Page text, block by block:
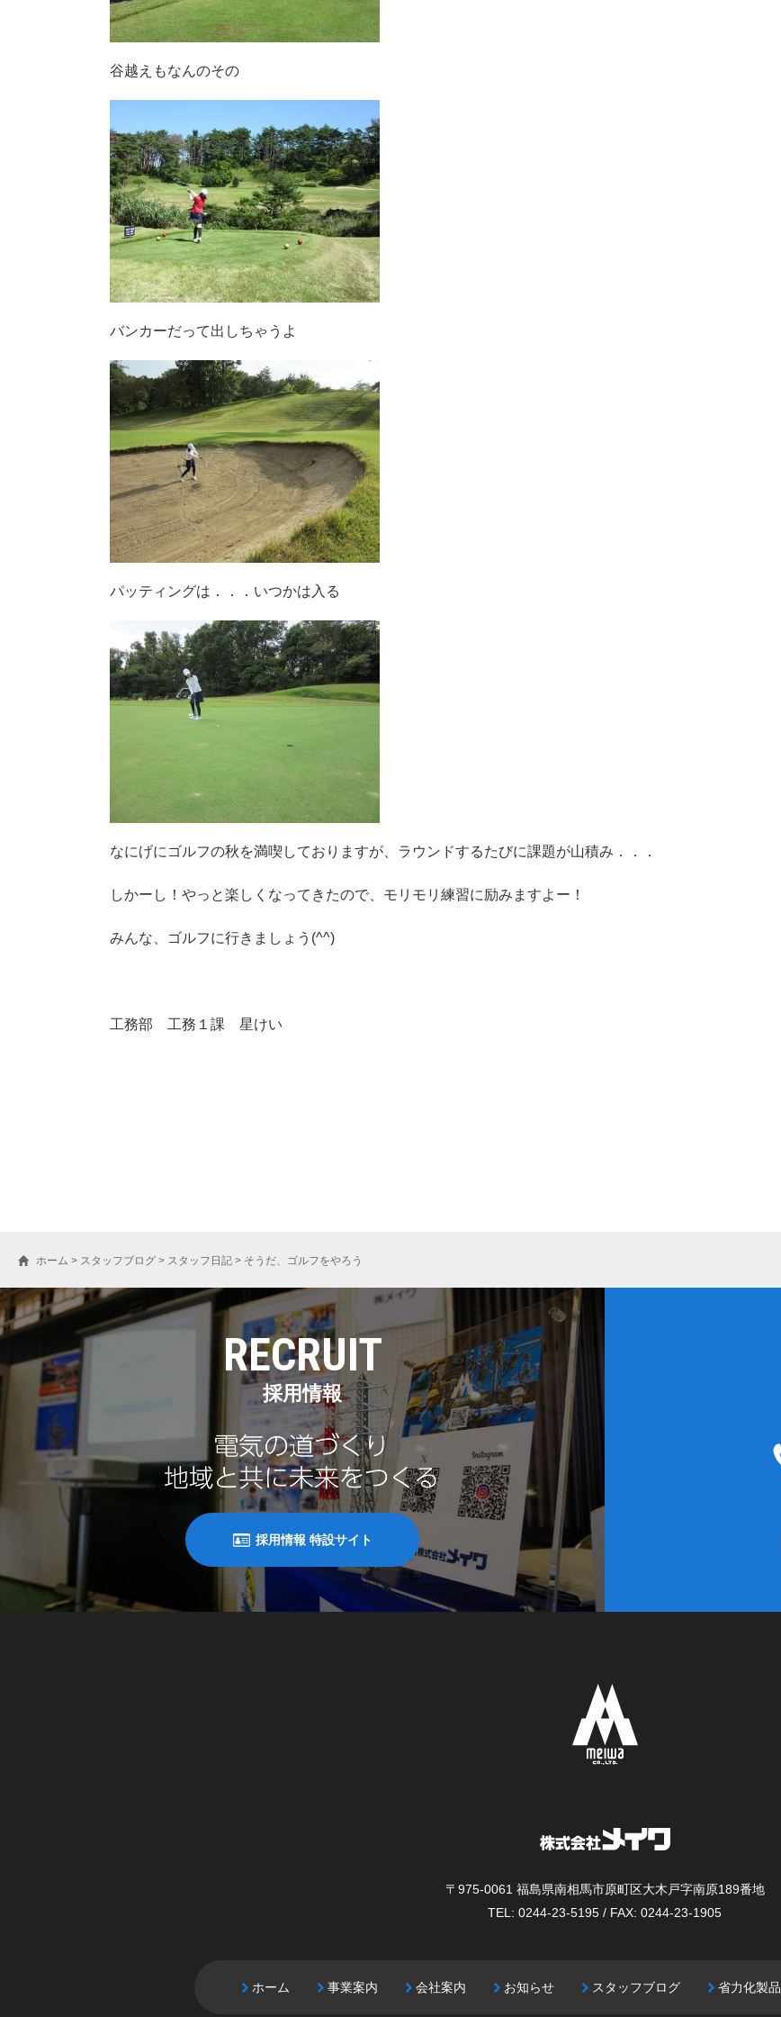
谷越えもなんのその
バンカーだって出しちゃうよ
パッティングは．．．いつかは入る
なにげにゴルフの秋を満喫しておりますが、ラウンドするたびに課題が山積み．．．
しかーし！やっと楽しくなってきたので、モリモリ練習に励みますよー！
みんな、ゴルフに行きましょう(^^)
工務部 工務１課 星けい
ホーム > スタッフブログ > スタッフ日記 > そうだ、ゴルフをやろう
RECRUIT
採用情報
採用情報 特設サイト
〒975-0061 福島県南相馬市原町区大木戸字南原189番地
TEL: 0244-23-5195 / FAX: 0244-23-1905
ホーム 事業案内 会社案内 お知らせ スタッフブログ 省力化製品